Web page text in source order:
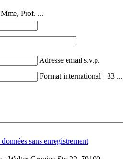
Mme, Prof. ...
Adresse email s.v.p.
Format international +33 ...
sans enregistrement